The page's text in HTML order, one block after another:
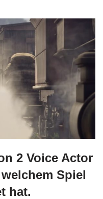
2 Voice Actor
Spiel
hat.